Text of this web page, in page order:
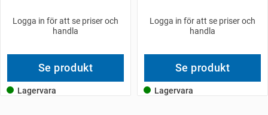
Logga in för att se priser och
handla
Se produkt
Lagervara
Logga in för att se priser och
handla
Se produkt
Lagervara